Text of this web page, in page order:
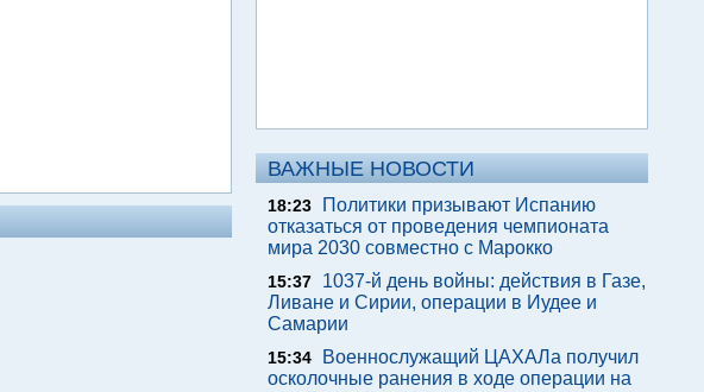
ВАЖНЫЕ НОВОСТИ
18:23
Политики призывают Испанию
отказаться от проведения чемпионата
мира 2030 совместно с Марокко
15:37
1037-й день войны: действия в Газе,
Ливане и Сирии, операции в Иудее и
Самарии
15:34
Военнослужащий ЦАХАЛа получил
осколочные ранения в ходе операции на